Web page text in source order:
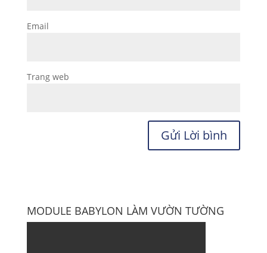
Email
Trang web
MODULE BABYLON LÀM VƯỜN TƯỜNG